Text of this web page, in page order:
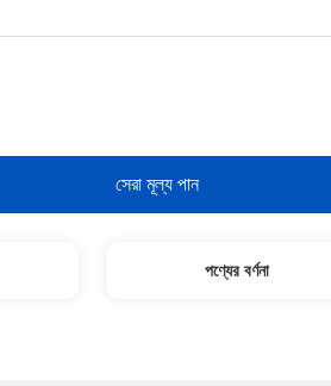
সেরা মূল্য পান
পণ্যের বর্ণনা